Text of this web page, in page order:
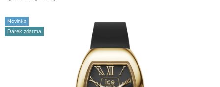
Novinka
Dárek zdarma